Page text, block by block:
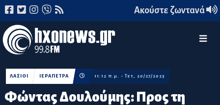
Ακούστε ζωντανά
Φώντας Δουλούμης: Προς τη
ΛΑΣΙΘΙ ΙΕΡΑΠΕΤΡΑ 11:12 π.μ. - Τετ, 20/27/2023